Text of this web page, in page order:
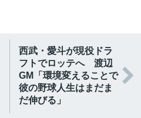
西武・愛斗が現役ドラ
フトでロッテへ 渡辺
GM「環境変えることで
彼の野球人生はまだま
だ伸びる」
